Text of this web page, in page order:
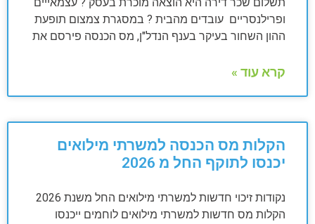
ופרילנסריים עובדים מהבית ? במסגרת צמצום תופעת
ההון השחור בעיקר בענף הנדל"ן, מס הכנסה פירסם את
קרא עוד »
הקלות מס הכנסה למשרתי מילואים
יכנסו לתוקף החל מ 2026
נקודות זיכוי חדשות למשרתי מילואים החל משנת 2026
הקלות מס חדשות למשרתי מילואים לוחמים ייכנסו